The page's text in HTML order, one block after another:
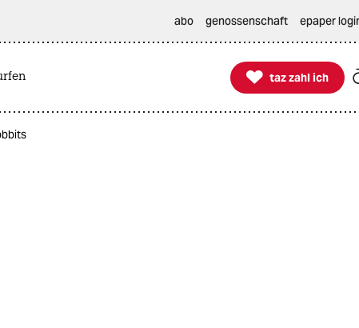
abo genossenschaft epaper

taz zahl ich
taz zahl ich